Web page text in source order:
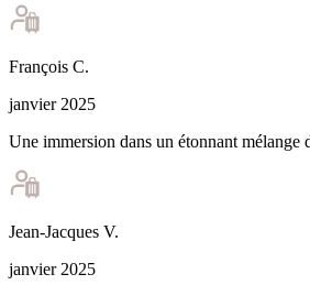
François C.
janvier 2025
Une immersion dans un étonnant mélange
Jean-Jacques V.
janvier 2025